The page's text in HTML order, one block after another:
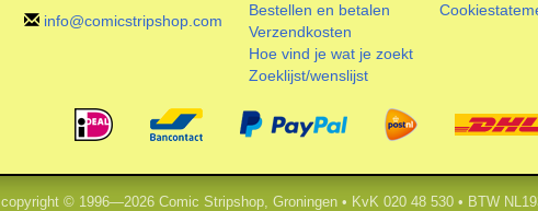
info@comicstripshop.com
Bestellen en betalen
Verzendkosten
Hoe vind je wat je zoekt
Zoeklijst/wenslijst
copyright © 1996—2026 Comic Stripshop, Groningen • KvK 020 48 530 • BTW